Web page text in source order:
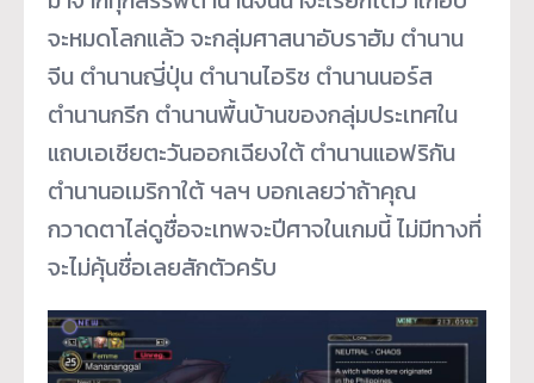
จะหมดโลกแล้ว จะกลุ่มศาสนาอับราฮัม ตำนาน
จีน ตำนานญี่ปุ่น ตำนานไอริช ตำนานนอร์ส
ตำนานกรีก ตำนานพื้นบ้านของกลุ่มประเทศใน
แถบเอเชียตะวันออกเฉียงใต้ ตำนานแอฟริกัน
ตำนานอเมริกาใต้ ฯลฯ บอกเลยว่าถ้าคุณ
กวาดตาไล่ดูชื่อจะเทพจะปีศาจในเกมนี้ ไม่มีทางที่
จะไม่คุ้นชื่อเลยสักตัวครับ